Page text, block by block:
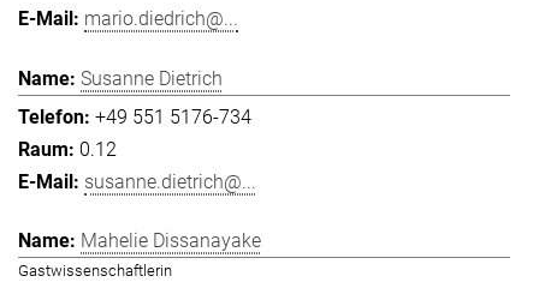
mario.diedrich@...
Susanne Dietrich
+49 551 5176-734
0.12
susanne.dietrich@...
Mahelie Dissanayake
Gastwissenschaftlerin